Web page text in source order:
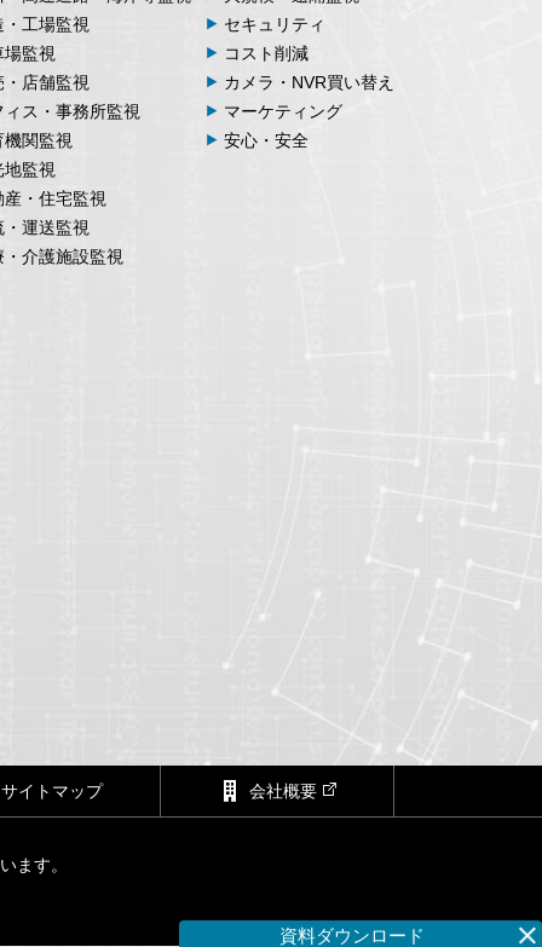
・工場監視
場監視
・店舗監視
ィス・事務所監視
機関監視
地監視
産・住宅監視
・運送監視
・介護施設監視
セキュリティ
コスト削減
カメラ・NVR買い替え
マーケティング
安心・安全
サイトマップ 会社概要
ます。